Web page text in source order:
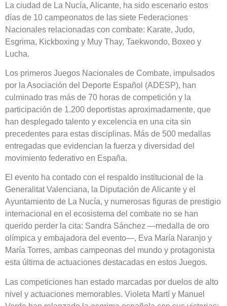
La ciudad de La Nucía, Alicante, ha sido escenario estos
días de 10 campeonatos de las siete Federaciones
Nacionales relacionadas con combate: Karate, Judo,
Esgrima, Kickboxing y Muy Thay, Taekwondo, Boxeo y
Lucha.
Los primeros Juegos Nacionales de Combate, impulsados
por la Asociación del Deporte Español (ADESP), han
culminado tras más de 70 horas de competición y la
participación de 1.200 deportistas aproximadamente, que
han desplegado talento y excelencia en una cita sin
precedentes para estas disciplinas. Más de 500 medallas
entregadas que evidencian la fuerza y diversidad del
movimiento federativo en España.
El evento ha contado con el respaldo institucional de la
Generalitat Valenciana, la Diputación de Alicante y el
Ayuntamiento de La Nucía, y numerosas figuras de prestigio
internacional en el ecosistema del combate no se han
querido perder la cita: Sandra Sánchez —medalla de oro
olímpica y embajadora del evento—, Eva María Naranjo y
María Torres, ambas campeonas del mundo y protagonista
esta última de actuaciones destacadas en estos Juegos.
Las competiciones han estado marcadas por duelos de alto
nivel y actuaciones memorables. Violeta Martí y Manuel